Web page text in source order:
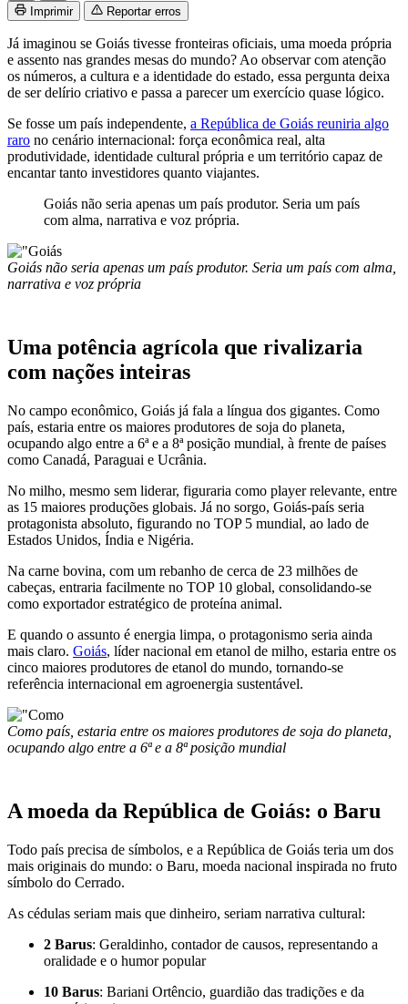
Imprimir Reportar erros
Já imaginou se Goiás tivesse fronteiras oficiais, uma moeda própria
e assento nas grandes mesas do mundo? Ao observar com atenção
os números, a cultura e a identidade do estado, essa pergunta deixa
de ser delírio criativo e passa a parecer um exercício quase lógico.
Se fosse um país independente, a República de Goiás reuniria algo
raro no cenário internacional: força econômica real, alta
produtividade, identidade cultural própria e um território capaz de
encantar tanto investidores quanto viajantes.
Goiás não seria apenas um país produtor. Seria um país
com alma, narrativa e voz própria.
Goiás não seria apenas um país produtor. Seria um país com alma,
narrativa e voz própria
Uma potência agrícola que rivalizaria
com nações inteiras
No campo econômico, Goiás já fala a língua dos gigantes. Como
país, estaria entre os maiores produtores de soja do planeta,
ocupando algo entre a 6ª e a 8ª posição mundial, à frente de países
como Canadá, Paraguai e Ucrânia.
No milho, mesmo sem liderar, figuraria como player relevante, entre
as 15 maiores produções globais. Já no sorgo, Goiás-país seria
protagonista absoluto, figurando no TOP 5 mundial, ao lado de
Estados Unidos, Índia e Nigéria.
Na carne bovina, com um rebanho de cerca de 23 milhões de
cabeças, entraria facilmente no TOP 10 global, consolidando-se
como exportador estratégico de proteína animal.
E quando o assunto é energia limpa, o protagonismo seria ainda
mais claro. Goiás, líder nacional em etanol de milho, estaria entre os
cinco maiores produtores de etanol do mundo, tornando-se
referência internacional em agroenergia sustentável.
Como país, estaria entre os maiores produtores de soja do planeta,
ocupando algo entre a 6ª e a 8ª posição mundial
A moeda da República de Goiás: o Baru
Todo país precisa de símbolos, e a República de Goiás teria um dos
mais originais do mundo: o Baru, moeda nacional inspirada no fruto
símbolo do Cerrado.
As cédulas seriam mais que dinheiro, seriam narrativa cultural:
2 Barus: Geraldinho, contador de causos, representando a
oralidade e o humor popular
10 Barus: Bariani Ortêncio, guardião das tradições e da